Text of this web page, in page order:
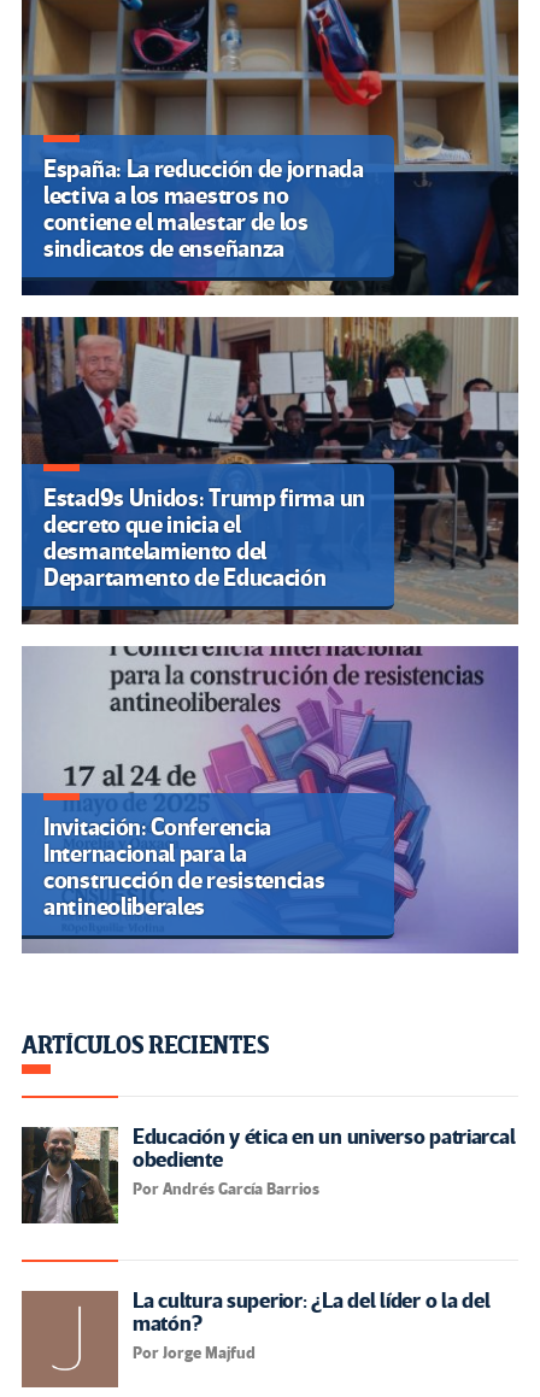
España: La reducción de jornada
lectiva a los maestros no
contiene el malestar de los
sindicatos de enseñanza
Estad9s Unidos: Trump firma un
decreto que inicia el
desmantelamiento del
Departamento de Educación
Invitación: Conferencia
Internacional para la
construcción de resistencias
antineoliberales
ARTÍCULOS RECIENTES
Educación y ética en un universo patriarcal
obediente
Por Andrés García Barrios
La cultura superior: ¿La del líder o la del
matón?
Por Jorge Majfud